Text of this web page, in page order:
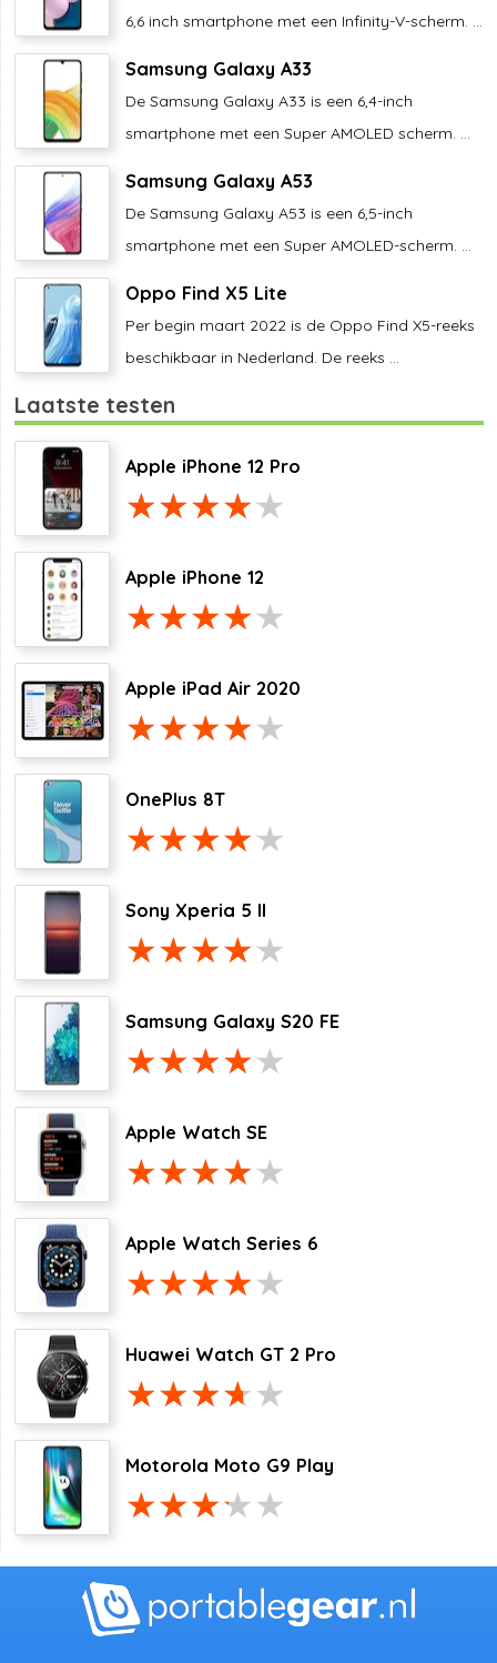
6,6 inch smartphone met een Infinity-V-scherm. ...
Samsung Galaxy A33
De Samsung Galaxy A33 is een 6,4-inch
smartphone met een Super AMOLED scherm. ...
Samsung Galaxy A53
De Samsung Galaxy A53 is een 6,5-inch
smartphone met een Super AMOLED-scherm. ...
Oppo Find X5 Lite
Per begin maart 2022 is de Oppo Find X5-reeks
beschikbaar in Nederland. De reeks ...
Laatste testen
Apple iPhone 12 Pro
Apple iPhone 12
Apple iPad Air 2020
OnePlus 8T
Sony Xperia 5 II
Samsung Galaxy S20 FE
Apple Watch SE
Apple Watch Series 6
Huawei Watch GT 2 Pro
Motorola Moto G9 Play